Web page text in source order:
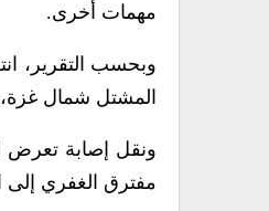
مهمات أخرى.
وبحسب التقرير،
المشتل شمال
ونقل إصابة تعرض
مفترق الغفري إلى